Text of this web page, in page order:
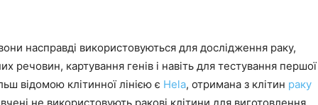
насправді використовуються для дослідження раку,
речовин, картування генів і навіть для тестування першої
відомою клітинної лінією є Hela, отримана з клітин раку